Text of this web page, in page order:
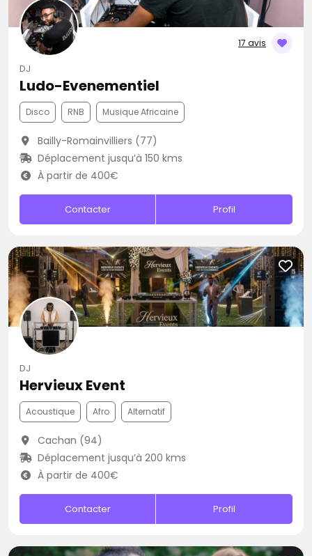
17 avis
DJ
Ludo-Evenementiel
Disco RNB Musique Africaine
Bailly-Romainvilliers (77)
Déplacement jusqu’à 150 kms
À partir de 400€
Contacter Profil
DJ
Hervieux Event
Acoustique Afro Alternatif
Cachan (94)
Déplacement jusqu’à 200 kms
À partir de 400€
Contacter Profil